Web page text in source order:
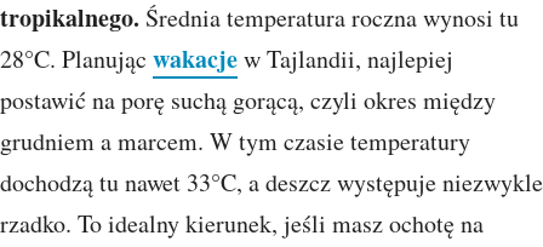
tropikalnego. Średnia temperatura roczna wynosi tu
28°C. Planując wakacjew Tajlandii, najlepiej
postawić na porę suchą gorącą, czyli okres między
grudniem a marcem. W tym czasie temperatury
dochodzą tu nawet 33°C, a deszcz występuje niezwykle
rzadko. To idealny kierunek, jeśli masz ochotę na